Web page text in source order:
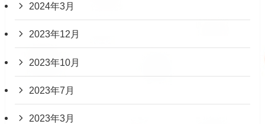
2024年3月
2023年12月
2023年10月
2023年7月
2023年3月